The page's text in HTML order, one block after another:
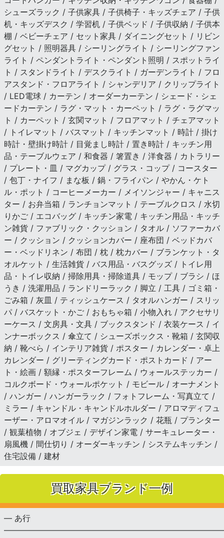
シューズラック / 子供家具 / 子供椅子・キッズチェア / 子供
机・キッズデスク / 学習机 / 子供ベッド / 子供収納 / 子供本
棚 / ベビーチェア / セット家具 / ダイニングセット / リビン
グセット / 照明器具 / シーリングライト / シーリングファン
ライト / ペンダントライト・ペンダント照明 / スポットライ
ト / スタンドライト / デスクライト / ガーデンライト / フロ
アスタンド・フロアライト / シャンデリア / クリップライト
/ LED電球 / カーテン / オーダーカーテン / シェード・シェ
ードカーテン / ラグ・マット・カーペット / ラグ・ラグマッ
ト / カーペット / 玄関マット / フロアマット / チェアマット
/ トイレマット / バスマット / キッチンマット / 時計 / 掛け
時計・壁掛け時計 / 目覚まし時計 / 置き時計 / キッチン用
品・テーブルウェア / 和食器 / 箸置き / 洋食器 / カトラリー
/ プレート・皿 / マグカップ / グラス・コップ / コースター
/ 包丁・ナイフ / まな板 / 鍋・フライパン / やかん・ケト
ル・ポット / コーヒーメーカー / メイソンジャー / キャニス
ター / お弁当箱 / ランチョンマット / テーブルクロス / 水切
りかご / エコバッグ / キッチン家電 / キッチン用品・キッチ
ン雑貨 / ファブリック・クッション / タオル / ソファーカバ
ー / クッション / クッションカバー / 座布団 / ベッドカバ
ー・ベッドリネン / 布団 / 枕 / 枕カバー / ブランケット・タ
オルケット / 生活雑貨 / バス用品・バスグッズ / トイレ用
品・トイレ収納 / 掃除用具・掃除道具 / モップ / ブラシ / ほ
うき / 洗濯用品 / ランドリーラック / 脚立 / 工具 / ゴミ箱・
ごみ箱 / 灰皿 / ティッシュケース / タオルハンガー / スリッ
パ / バスケット・かご / おもちゃ箱 / 小物入れ / アクセサリ
ーケース / 文房具・文具 / ブックスタンド / 衣装ケース / イ
ンナーボックス / 傘立て / シューズボックス・靴箱 / 玄関収
納 / 靴べら / インテリア雑貨 / ポスター / カレンダー・卓上
カレンダー / グリーティングカード・ポストカード / アー
ト・絵画 / 額縁・ポスターフレーム / ウォールステッカー /
コルクボード・ウォールポケット / モビール / オーナメント
/ ハンガー / ハンガーラック / フォトフレーム・写真立て /
ミラー / キャンドル・キャンドルホルダー / アロマディフュ
ーザー・アロマオイル / マガジンラック / 花瓶 / プランター
/ 観葉植物 / オブジェ / デザイン家電 / サーキュレーター・
扇風機 / 間仕切り / オーダーキッチン / システムキッチン /
住宅設備 / 建材
買取家具ブランド一例
— あ行